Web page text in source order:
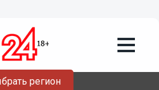
регион
на обучение в
реставрации